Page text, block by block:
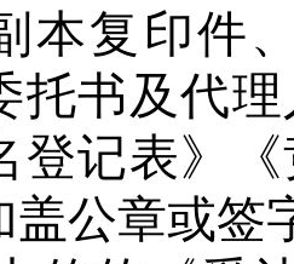
本复印件
托书及代
登记表》
盖公章或签